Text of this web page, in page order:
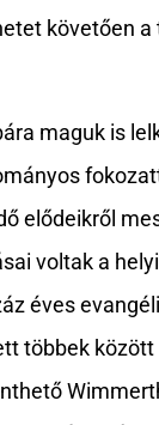
követően
maguk is
elődeikről
voltak a
éves
többek